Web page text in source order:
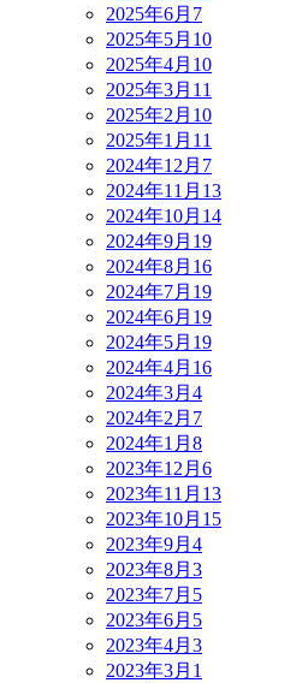
2025年6月 7
2025年5月 10
2025年4月 10
2025年3月 11
2025年2月 10
2025年1月 11
2024年12月 7
2024年11月 13
2024年10月 14
2024年9月 19
2024年8月 16
2024年7月 19
2024年6月 19
2024年5月 19
2024年4月 16
2024年3月 4
2024年2月 7
2024年1月 8
2023年12月 6
2023年11月 13
2023年10月 15
2023年9月 4
2023年8月 3
2023年7月 5
2023年6月 5
2023年4月 3
2023年3月 1